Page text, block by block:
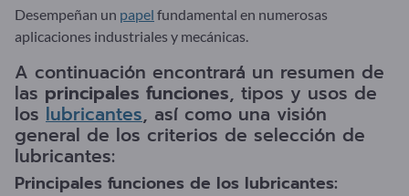
Desempeñan un papel fundamental en numerosas
aplicaciones industriales y mecánicas.
A continuación encontrará un resumen de
las principales funciones, tipos y usos de
los lubricantes, así como una visión
general de los criterios de selección de
lubricantes:
Principales funciones de los lubricantes: